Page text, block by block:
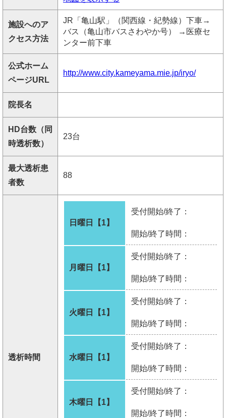
施設へのア
クセス方法
JR「亀山駅」（関西線・紀勢線）下車→
バス（亀山市バスさわやか号） →医療セ
ンター前下車
公式ホーム
ページURL
http://www.city.kameyama.mie.jp/iryo/
院長名
HD台数（同
時透析数）
23台
最大透析患
者数
88
透析時間
日曜日【1】
受付開始/終了：
開始/終了時間：
月曜日【1】
受付開始/終了：
開始/終了時間：
火曜日【1】
受付開始/終了：
開始/終了時間：
水曜日【1】
受付開始/終了：
開始/終了時間：
木曜日【1】
受付開始/終了：
開始/終了時間：